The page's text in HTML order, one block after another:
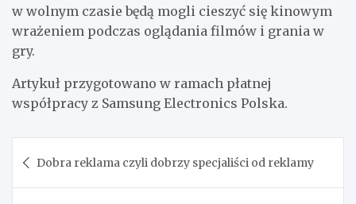
w wolnym czasie będą mogli cieszyć się kinowym
wrażeniem podczas oglądania filmów i grania w
gry.
Artykuł przygotowano w ramach płatnej
współpracy z Samsung Electronics Polska.
wpisu
Dobra reklama czyli dobrzy specjaliści od reklamy